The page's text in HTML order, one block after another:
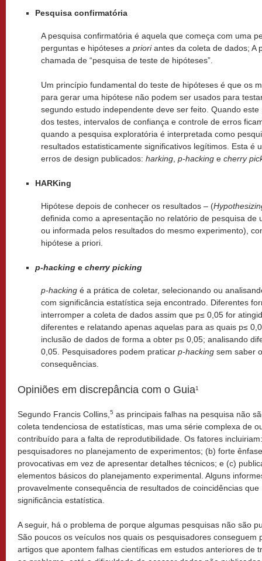
Pesquisa confirmatória
A pesquisa confirmatória é aquela que começa com uma
perguntas e hipóteses a prioriantes da coleta de dados; A
chamada de “pesquisa de teste de hipóteses”.
Um princípio fundamental do teste de hipóteses é que os
para gerar uma hipótese não podem ser usados para
segundo estudo independente deve ser feito. Quando
dos testes, intervalos de confiança e controle de erros
quando a pesquisa exploratória é interpretada como
resultados estatisticamente significativos legítimos. Esta é
erros de design publicados: harking p-hacking e cherry
HARKing
Hipótese depois de conhecer os resultados – (
definida como a apresentação no relatório de pesquisa de
ou informada pelos resultados do mesmo experimento),
hipótese a priori.
p-hacking e cherry picking
p-hacking é a prática de coletar, selecionando ou
com significância estatística seja encontrado. Diferentes
interromper a coleta de dados assim que p≤ 0,05 for
diferentes e relatando apenas aquelas para as quais p≤
inclusão de dados de forma a obter p≤ 0,05; analisando
0,05. Pesquisadores podem praticar p-hacking sem saber
consequências.
Opiniões em discrepância com o Guia1
Segundo Francis Collins, 5 as principais falhas na pesquisa não
coleta tendenciosa de estatísticas, mas uma série complexa de
contribuído para a falta de reprodutibilidade. Os fatores
pesquisadores no planejamento de experimentos; (b) forte
provocativas em vez de apresentar detalhes técnicos; e (c)
elementos básicos do planejamento experimental. Alguns
provavelmente consequência de resultados de coincidências
significância estatística.
A seguir, há o problema de porque algumas pesquisas não são
São poucos os veículos nos quais os pesquisadores conseguem
artigos que apontem falhas científicas em estudos anteriores de